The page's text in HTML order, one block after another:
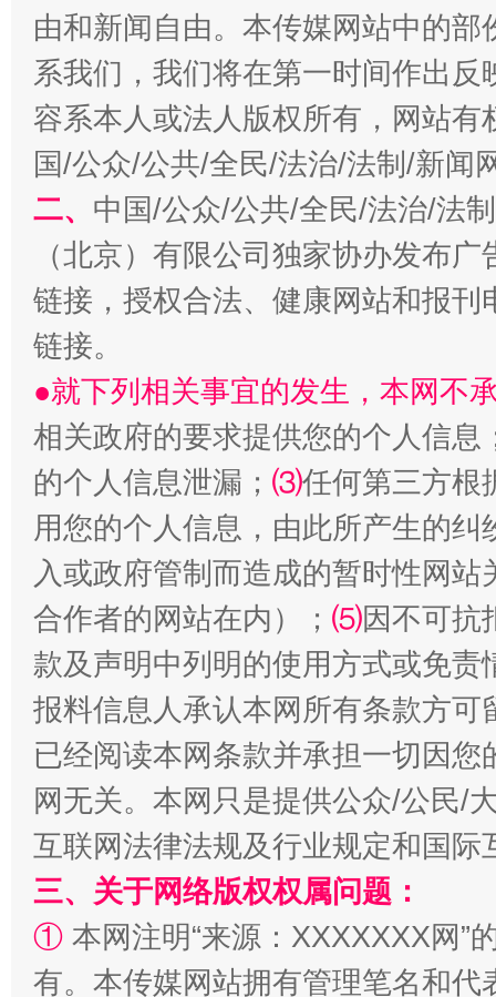
全民健身五年计划来了！等你上场
阿坝州三大球赛在茂县开幕 规模
国家大学科技园优化重塑工作
由和新闻自由。本传媒网站中的
系我们，我们将在第一时间作出
容系本人或法人版权所有，网站
国/公众/公共/全民/法治/法制/新闻
二、 中国/公众/公共/全民/法治/法
（北京）有限公司独家协办发布
链接，授权合法、健康网站和报
链接。
●就下列相关事宜的发生，本网不
相关政府的要求提供您的个人信息
的个人信息泄漏； ⑶任何第三方根
用您的个人信息，由此所产生的纠
入或政府管制而造成的暂时性网
合作者的网站在内）； ⑸因不可抗
款及声明中列明的使用方式或免责
报料信息人承认本网所有条款方
已经阅读本网条款并承担一切因
网无关。本网只是提供公众/公民/
互联网法律法规及行业规定和国
三、关于网络版权权属问题：
① 本网注明“来源：XXXXXXX网”
有。本传媒网站拥有管理笔名和